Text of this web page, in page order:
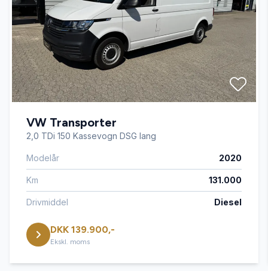
VW Transporter
2,0 TDi 150 Kassevogn DSG lang
Modelår 2020
Km 131.000
Drivmiddel Diesel
DKK 139.900,-
Ekskl. moms